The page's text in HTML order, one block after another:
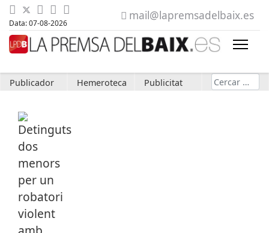
Data: 07-08-2026
mail@lapremsadelbaix.es
Publicador Hemeroteca Publicitat Cerca